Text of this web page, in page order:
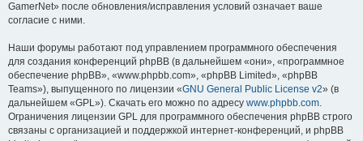
GamerNet» после обновления/исправления условий означает ваше
согласие с ними.
Наши форумы работают под управлением программного обеспечения
для создания конференций phpBB (в дальнейшем «они», «программное
обеспечение phpBB», «www.phpbb.com», «phpBB Limited», «phpBB
Teams»), выпущенного по лицензии «GNU General Public License v2» (в
дальнейшем «GPL»). Скачать его можно по адресу www.phpbb.com.
Ограничения лицензии GPL для программного обеспечения phpBB строго
связаны с организацией и поддержкой интернет-конференций, и phpBB